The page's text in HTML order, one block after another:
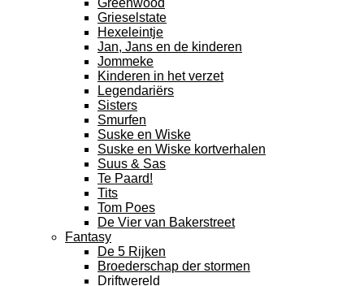
Greenwood
Grieselstate
Hexeleintje
Jan, Jans en de kinderen
Jommeke
Kinderen in het verzet
Legendariërs
Sisters
Smurfen
Suske en Wiske
Suske en Wiske kortverhalen
Suus & Sas
Te Paard!
Tits
Tom Poes
De Vier van Bakerstreet
Fantasy
De 5 Rijken
Broederschap der stormen
Driftwereld